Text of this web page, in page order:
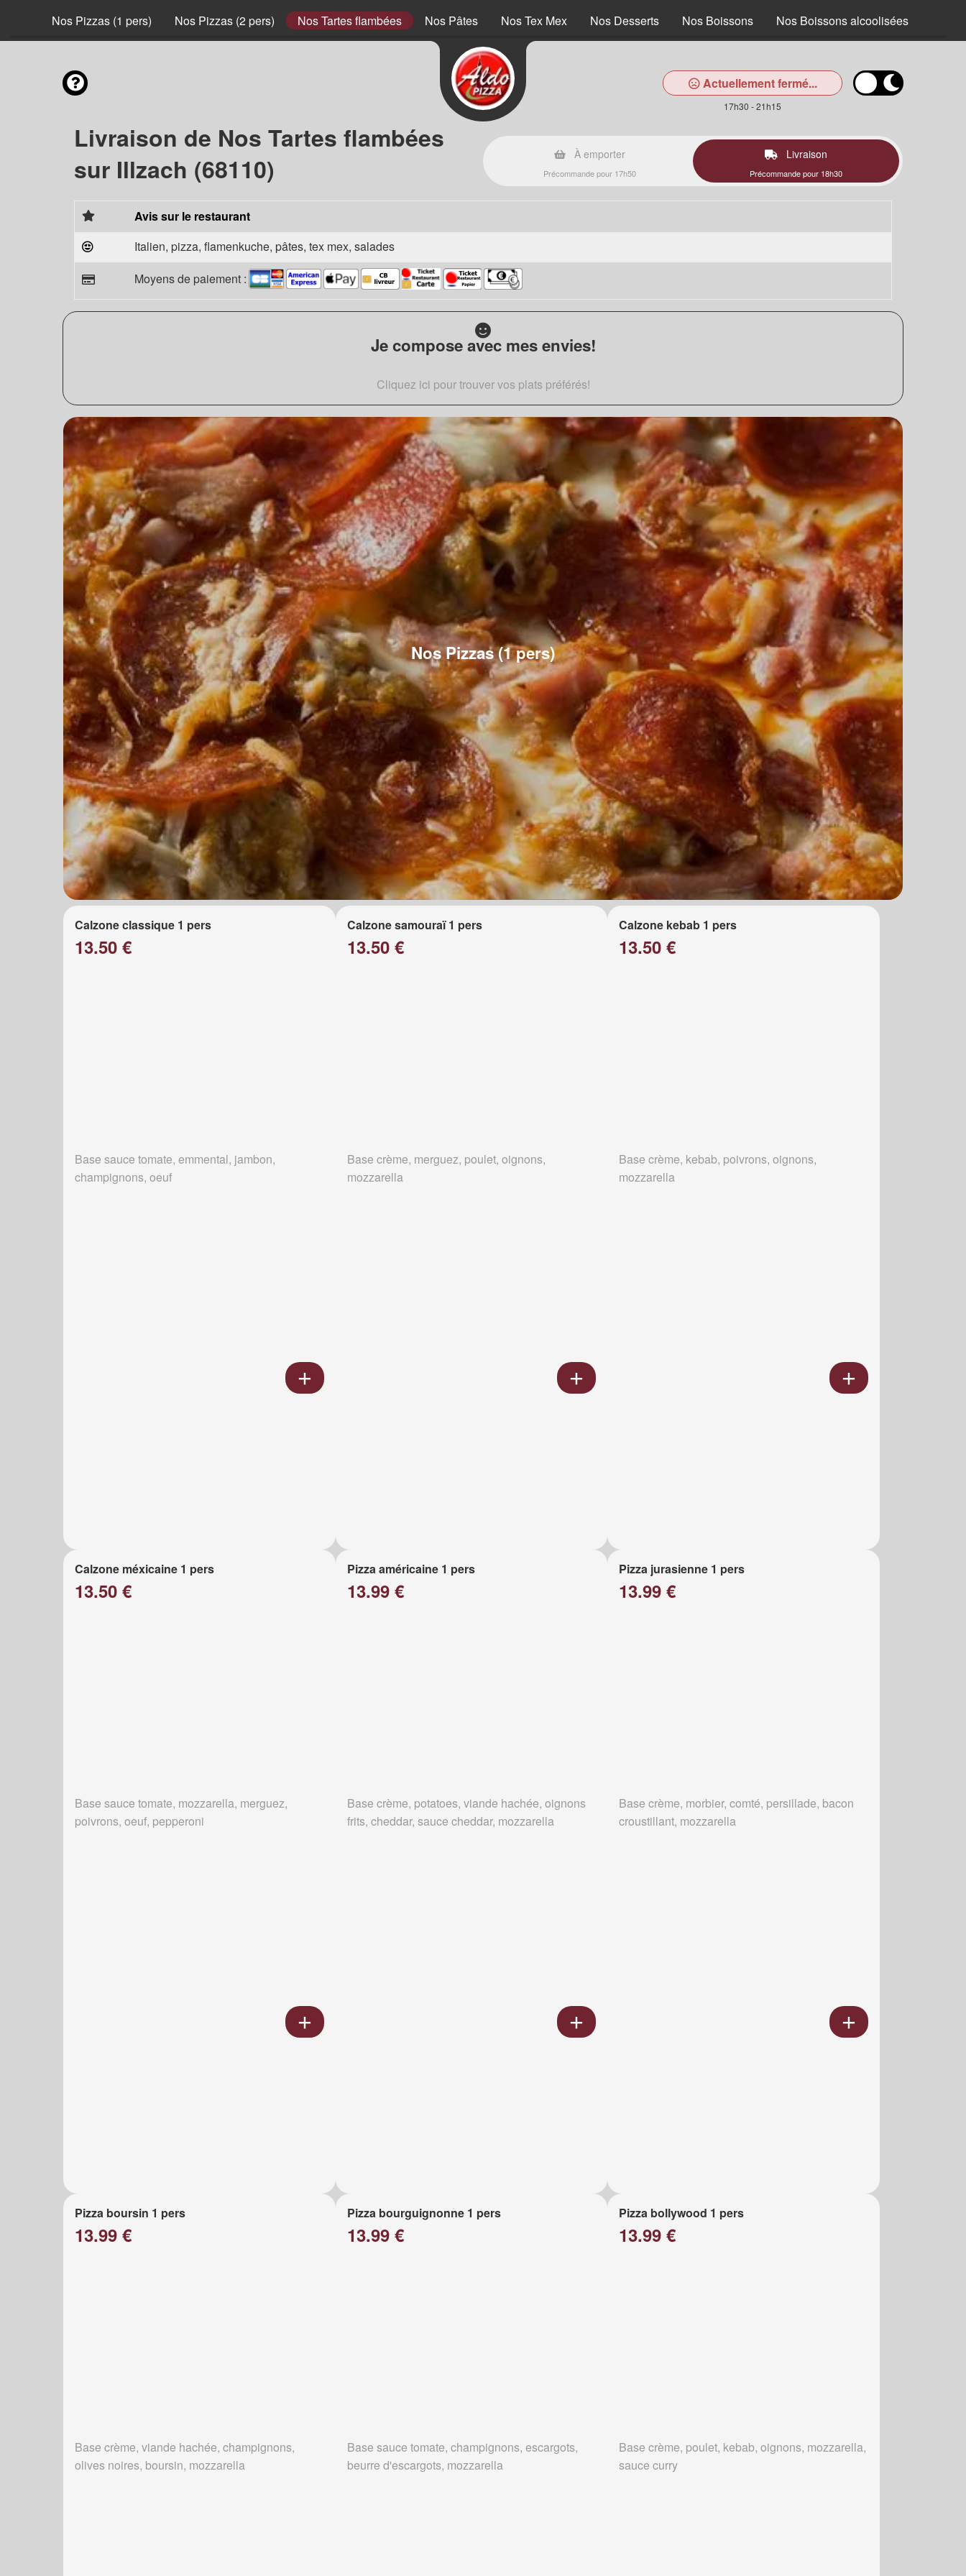
Nos Pizzas (1 pers) Nos Pizzas (2 pers) Nos Tartes flambées Nos Pâtes Nos Tex Mex Nos Desserts Nos Boissons Nos Boissons alcoolisées
Actuellement fermé...
17h30 - 21h15
Livraison de Nos Tartes flambées
sur Illzach (68110)
À emporter
Précommande pour 17h50
Livraison
Précommande pour 18h30
Avis sur le restaurant
Italien, pizza, flamenkuche, pâtes, tex mex, salades
Moyens de paiement :
Je compose avec mes envies!
Cliquez ici pour trouver vos plats préférés!
Nos Pizzas (1 pers)
Calzone classique 1 pers
13.50 €
Base sauce tomate, emmental, jambon,
champignons, oeuf
Calzone samouraï 1 pers
13.50 €
Base crème, merguez, poulet, oignons,
mozzarella
Calzone kebab 1 pers
13.50 €
Base crème, kebab, poivrons, oignons,
mozzarella
Calzone méxicaine 1 pers
13.50 €
Base sauce tomate, mozzarella, merguez,
poivrons, oeuf, pepperoni
Pizza américaine 1 pers
13.99 €
Base crème, potatoes, viande hachée, oignons
frits, cheddar, sauce cheddar, mozzarella
Pizza jurasienne 1 pers
13.99 €
Base crème, morbier, comté, persillade, bacon
croustillant, mozzarella
Pizza boursin 1 pers
13.99 €
Base crème, viande hachée, champignons,
olives noires, boursin, mozzarella
Pizza bourguignonne 1 pers
13.99 €
Base sauce tomate, champignons, escargots,
beurre d'escargots, mozzarella
Pizza bollywood 1 pers
13.99 €
Base crème, poulet, kebab, oignons, mozzarella,
sauce curry